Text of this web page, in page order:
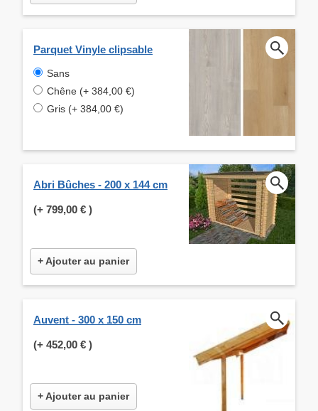
Parquet Vinyle clipsable
Sans
Chêne (+ 384,00 €)
Gris (+ 384,00 €)
Abri Bûches - 200 x 144 cm
(+ 799,00 € )
+ Ajouter au panier
Auvent - 300 x 150 cm
(+ 452,00 € )
+ Ajouter au panier